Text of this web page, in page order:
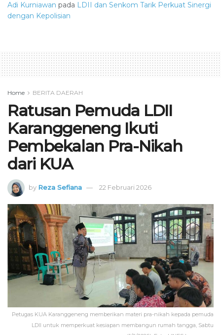
Adi Kurniawan pada LDII dan Senkom Tarik Perkuat Sinergi
dengan Kepolisian
Home BERITA DAERAH
Ratusan Pemuda LDII
Karanggeneng Ikuti
Pembekalan Pra-Nikah
dari KUA
by Reza Sefiana 22 Februari 2026
Petugas KUA Karanggeneng memberikan materi pra-nikah kepada pemuda
LDII untuk memperkuat kesiapan membangun rumah tangga, Sabtu